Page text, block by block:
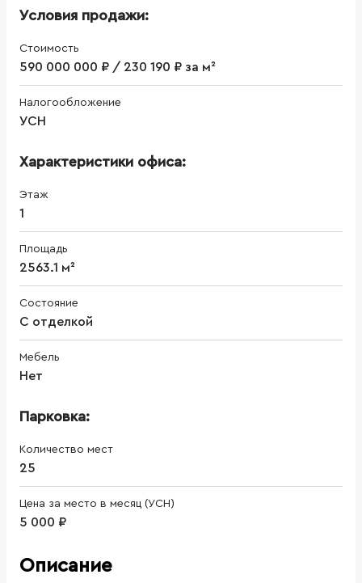
Условия продажи:
Стоимость
590 000 000 ₽ / 230 190 ₽ за м²
Налогообложение
УСН
Характеристики офиса:
Этаж
1
Площадь
2563.1 м²
Состояние
С отделкой
Мебель
Нет
Парковка:
Количество мест
25
Цена за место в месяц (УСН)
5 000 ₽
Описание